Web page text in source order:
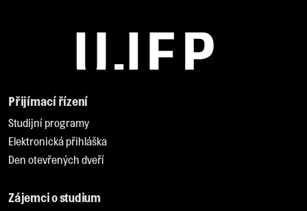
Přijímací řízení
Studijní programy
Elektronická přihláška
Den otevřených dveří
Zájemci o studium